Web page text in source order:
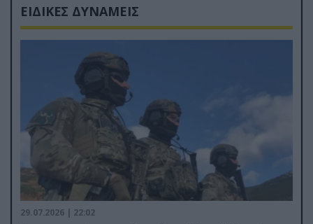
ΕΙΔΙΚΕΣ ΔΥΝΑΜΕΙΣ
29.07.2026 | 22:02